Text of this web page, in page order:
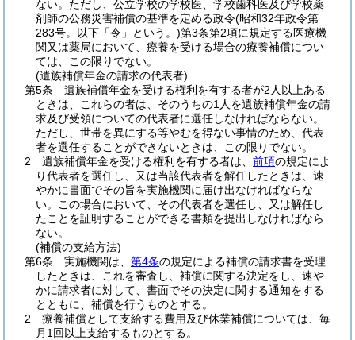
ない。 ただし、公立学校の学校医、学校歯科医及び学校薬
剤師の公務災害補償の基準を定める政令(昭和32年政令第
283号。以下「令」という。)第3条第2項に規定する医療機
関又は薬局において、療養を受ける場合の療養補償につい
ては、この限りでない。
(遺族補償年金の請求の代表者)
第5条
遺族補償年金を受ける権利を有する者が2人以上ある
ときは、これらの者は、そのうちの1人を遺族補償年金の請
求及び受領についての代表者に選任しなければならない。
ただし、世帯を異にする等やむを得ない事情のため、代表
者を選任することができないときは、この限りでない。
2
遺族補償年金を受ける権利を有する者は、 前項の規定によ
り代表者を選任し、又は当該代表者を解任したときは、速
やかに書面でその旨を実施機関に届け出なければならな
い。
この場合において、その代表者を選任し、又は解任し
たことを証明することができる書類を提出しなければなら
ない。
(補償の支給方法)
第6条
実施機関は、 第4条の規定による補償の請求書を受理
したときは、これを審査し、補償に関する決定をし、速や
かに請求者に対して、書面でその決定に関する通知をする
とともに、補償を行うものとする。
2
療養補償として支給する費用及び休業補償については、毎
月1回以上支給するものとする。